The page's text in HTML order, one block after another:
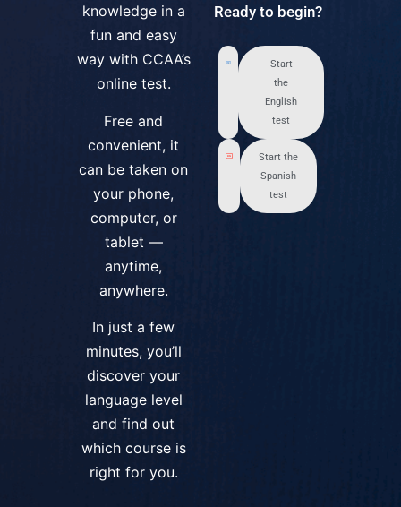
knowledge in a
fun and easy
way with CCAA’s
online test.
Free and
convenient, it
can be taken on
your phone,
computer, or
tablet —
anytime,
anywhere.
In just a few
minutes, you’ll
discover your
language level
and find out
which course is
right for you.
Ready to begin?
Start
the
English
test
Start the
Spanish
test